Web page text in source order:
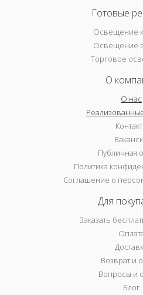
Готовые
Освещение
Освещение
Торговое
О
О нас
Публичная
Политика
Соглашение о
Для
Заказать
Возврат и
Вопросы и
Блог